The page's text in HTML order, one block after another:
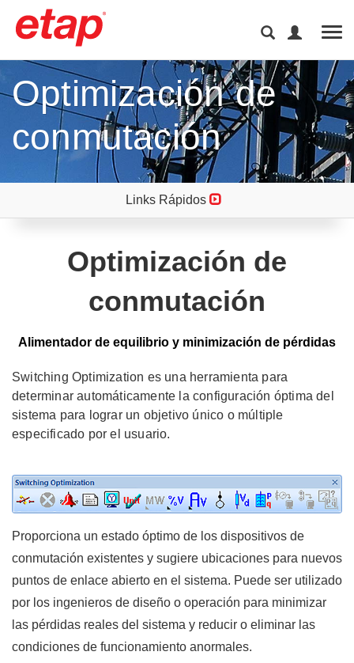
Optimización de
conmutación
Links Rápidos
Optimización de
conmutación
Alimentador de equilibrio y minimización de pérdidas
Switching Optimization es una herramienta para
determinar automáticamente la configuración óptima del
sistema para lograr un objetivo único o múltiple
especificado por el usuario.
Proporciona un estado óptimo de los dispositivos de
conmutación existentes y sugiere ubicaciones para nuevos
puntos de enlace abierto en el sistema. Puede ser utilizado
por los ingenieros de diseño o operación para minimizar
las pérdidas reales del sistema y reducir o eliminar las
condiciones de funcionamiento anormales.